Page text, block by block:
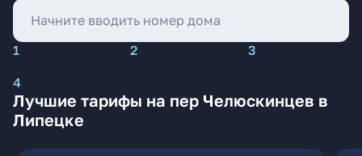
1 2
3
4
Лучшие тарифы на пер Челюскинцев в
Липецке